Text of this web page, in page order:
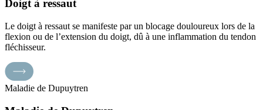
Doigt à ressaut
Le doigt à ressaut se manifeste par un blocage douloureux lors de la
flexion ou de l’extension du doigt, dû à une inflammation du tendon
fléchisseur.
Maladie de Dupuytren